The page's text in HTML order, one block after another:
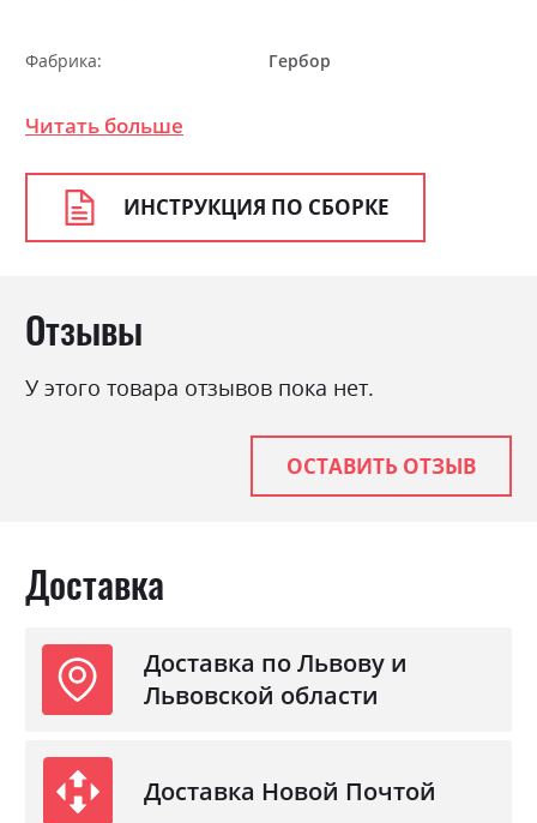
Фабрика:
Гербор
Цвет материала
ясен сніжний/сосна золота
Стиль
класика, прованс, ретро
Читать больше
ИНСТРУКЦИЯ ПО СБОРКЕ
Отзывы
У этого товара отзывов пока нет.
ОСТАВИТЬ ОТЗЫВ
Доставка
Доставка по Львову и
Львовской области
Доставка Новой Почтой